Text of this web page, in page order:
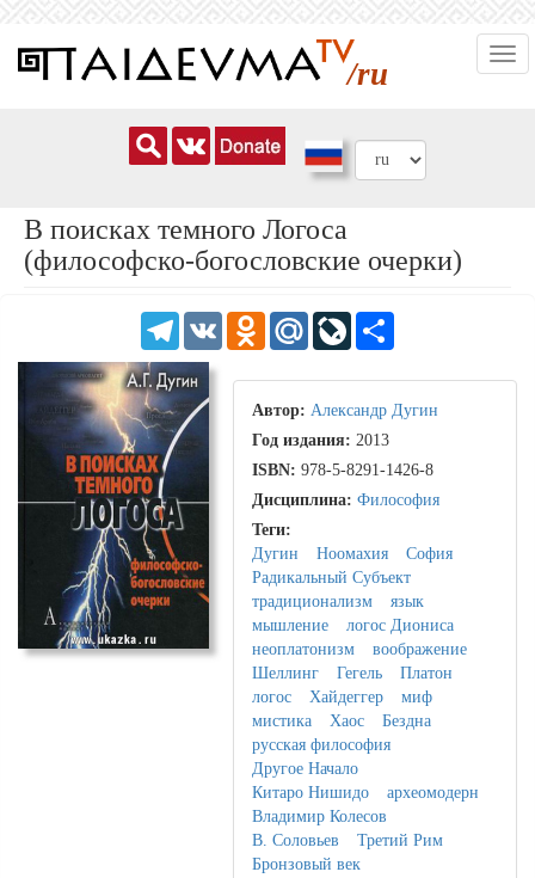
основному
/ru
В поисках темного Логоса
(философско-богословские очерки)
TelegramVK Odnoklassniki
Mail.Ru LiveJournal
Автор: Александр Дугин
Год издания: 2013
ISBN: 978-5-8291-1426-8
Дисциплина: Философия
Теги:
Дугин
Ноомахия
София
Радикальный Субъект
традиционализм
язык
мышление
логос Диониса
неоплатонизм
воображение
Шеллинг
Гегель
Платон
логос
Хайдеггер
миф
мистика
Хаос
Бездна
русская философия
Другое Начало
Китаро Нишидо
археомодерн
Владимир Колесов
В. Соловьев
Третий Рим
Бронзовый век